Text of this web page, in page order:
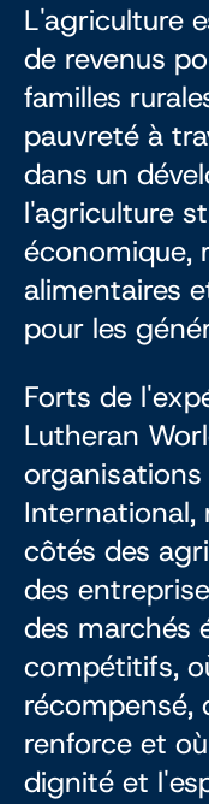
L'agriculture
de revenus
familles
pauvreté à
dans un
l'agriculture
économique,
alimentaires
pour les
Forts de
Lutheran
International,
côtés des
des
des marchés
compétitifs,
récompensé,
renforce et
dignité et